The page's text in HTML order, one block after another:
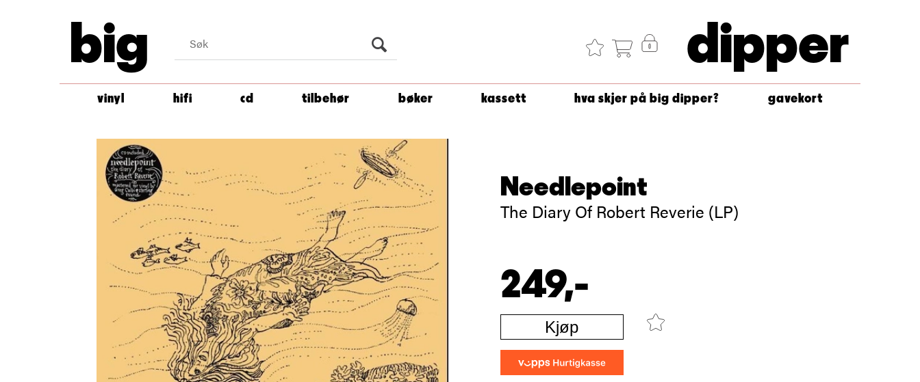
big dipper
vinyl hifi cd tilbehør bøker kassett hva skjer på big dipper? gavekort
Needlepoint
The Diary Of Robert Reverie (LP)
249,-
Kjøp